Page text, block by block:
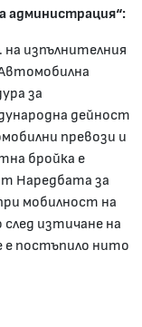
администрация“:
изпълнителния
за
дейност
превози и
бройкa е
Наредбата за
мобилност на
изтичане на
е постъпило нито